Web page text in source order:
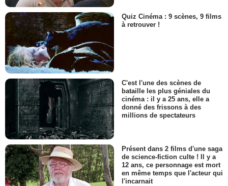
Quiz Cinéma : 9 scènes, 9 films
à retrouver !
C'est l'une des scènes de
bataille les plus géniales du
cinéma : il y a 25 ans, elle a
donné des frissons à des
millions de spectateurs
Présent dans 2 films d'une saga
de science-fiction culte ! Il y a
12 ans, ce personnage est mort
en même temps que l'acteur qui
l'incarnait